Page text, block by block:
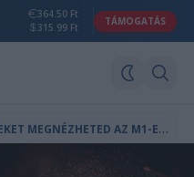
364.50 Ft
315.99 Ft
TÁMOGATÁS
E
ZEKET A SZIGET KONCERTEKET MEGNÉZHETED AZ M1-EN IS